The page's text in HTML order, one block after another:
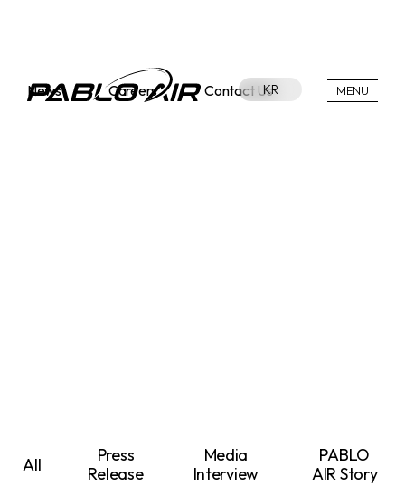
KR MENU
News Careers Contact Us
All
Press
Release
Media
Interview
PABLO
AIR Story